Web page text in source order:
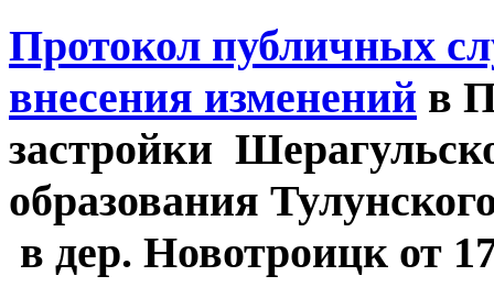
Протокол публичных
внесения изменений в
застройки
образования
в дер. Новотроицк от